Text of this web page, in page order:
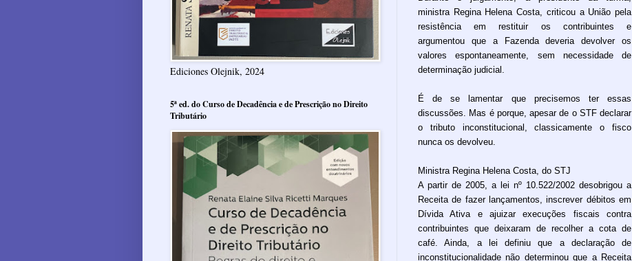
ministra Regina Helena Costa, criticou a União pela
resistência em restituir os contribuintes e
argumentou que a Fazenda deveria devolver os
valores espontaneamente, sem necessidade de
determinação judicial.
É de se lamentar que precisemos ter essas
discussões. Mas é porque, apesar de o STF declarar
o tributo inconstitucional, classicamente o fisco
nunca os devolveu.
Ministra Regina Helena Costa, do STJ
A partir de 2005, a lei nº 10.522/2002 desobrigou a
Receita de fazer lançamentos, inscrever débitos em
Dívida Ativa e ajuizar execuções fiscais contra
contribuintes que deixaram de recolher a cota de
café. Ainda, a lei definiu que a declaração de
inconstitucionalidade não determinou que a Receita
Ediciones Olejnik, 2024
5ª ed. do Curso de Decadência e de Prescrição no Direito
Tributário